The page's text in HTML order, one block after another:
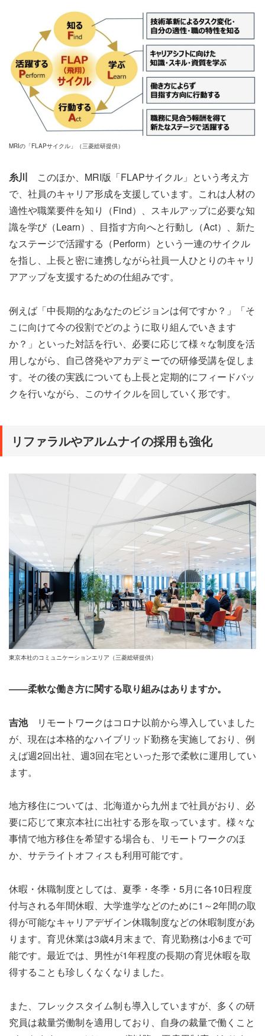
MRIの「FLAPサイクル」（三菱総研提供）
糸川 このほか、MRI版「FLAPサイクル」という考え方
で、社員のキャリア形成を支援しています。これは人材の
適性や職業要件を知り（Find）、スキルアップに必要な知
識を学び（Learn）、目指す方向へと行動し（Act）、新た
なステージで活躍する（Perform）という一連のサイクル
を指し、上長と密に連携しながら社員一人ひとりのキャリ
アアップを支援するための仕組みです。
例えば「中長期的なあなたのビジョンは何ですか？」「そ
こに向けて今の役割でどのように取り組んでいきます
か？」といった対話を行い、必要に応じて様々な制度を活
用しながら、自己啓発やアカデミーでの研修受講を促しま
す。その後の実践についても上長と定期的にフィードバッ
クを行いながら、このサイクルを回していく形です。
リファラルやアルムナイの採用も強化
東京本社のコミュニケーションエリア（三菱総研提供）
――柔軟な働き方に関する取り組みはありますか。
吉池リモートワークはコロナ以前から導入していました
が、現在は本格的なハイブリッド勤務を実施しており、例
えば週2回出社、週3回在宅といった形で柔軟に運用してい
ます。
地方移住については、北海道から九州まで社員がおり、必
要に応じて東京本社に出社する形を取っています。様々な
事情で地方移住を希望する場合も、リモートワークのほ
か、サテライトオフィスも利用可能です。
休暇・休職制度としては、夏季・冬季・5月に各10日程度
付与される年間休暇、大学進学などのために1～2年間の取
得が可能なキャリアデザイン休職制度などの休暇制度があ
ります。育児休業は3歳4月末まで、育児勤務は小6まで可
能です。最近では、男性が1年程度の長期の育児休暇を取
得することも珍しくなくなりました。
また、フレックスタイム制も導入していますが、多くの研
究員は裁量労働制を適用しており、自身の裁量で働くこと